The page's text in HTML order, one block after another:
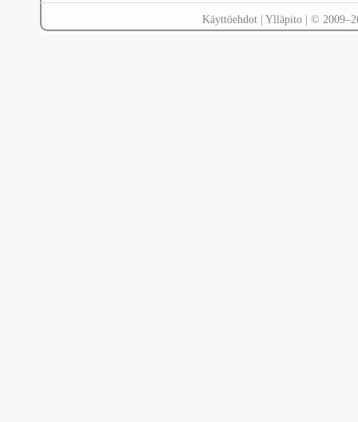
Käyttöehdot| Ylläpito| ©